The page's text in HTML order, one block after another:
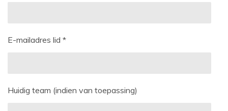
E-mailadres lid *
Huidig team (indien van toepassing)